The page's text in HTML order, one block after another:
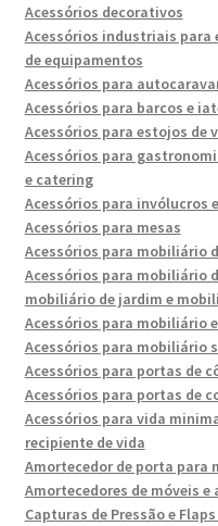
Acessórios decorativos
Acessórios industriais para
de equipamentos
Acessórios para
Acessórios para barcos e
Acessórios para estojos de
Acessórios para
e catering
Acessórios para invólucros
Acessórios para mesas
Acessórios para mobiliário
Acessórios para mobiliário
mobiliário de jardim e
Acessórios para mobiliário
Acessórios para mobiliário
Acessórios para portas de
Acessórios para portas de
Acessórios para vida
recipiente de vida
Amortecedor de porta para
Amortecedores de móveis
Capturas de Pressão e